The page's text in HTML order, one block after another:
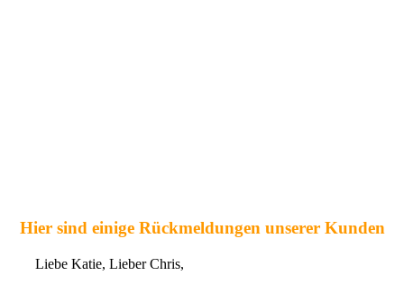
Hier sind einige Rückmeldungen unserer Kunden
Liebe Katie, Lieber Chris,